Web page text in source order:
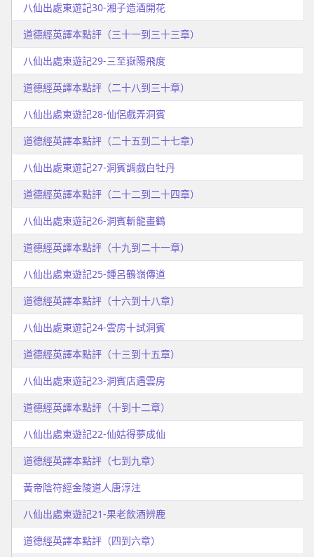
八仙出處東遊記30-湘子造酒開花
道德經英譯本點評（三十一到三十三章）
八仙出處東遊記29-三至嶽陽飛度
道德經英譯本點評（二十八到三十章）
八仙出處東遊記28-仙侶戲弄洞賓
道德經英譯本點評（二十五到二十七章）
八仙出處東遊記27-洞賓調戲白牡丹
道德經英譯本點評（二十二到二十四章）
八仙出處東遊記26-洞賓斬龍畫鶴
道德經英譯本點評（十九到二十一章）
八仙出處東遊記25-鍾呂鶴嶺傳道
道德經英譯本點評（十六到十八章）
八仙出處東遊記24-雲房十試洞賓
道德經英譯本點評（十三到十五章）
八仙出處東遊記23-洞賓店遇雲房
道德經英譯本點評（十到十二章）
八仙出處東遊記22-仙姑得夢成仙
道德經英譯本點評（七到九章）
黃帝陰符經金陵道人唐淳注
八仙出處東遊記21-果老飲酒辨鹿
道德經英譯本點評（四到六章）